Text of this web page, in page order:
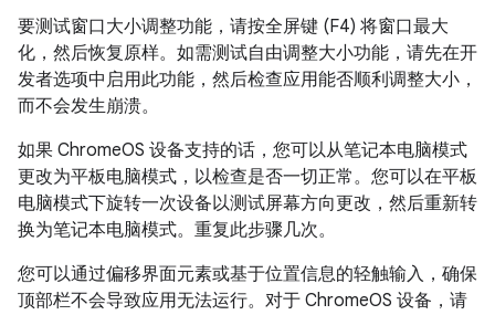
要测试窗口大小调整功能，请按全屏键 (F4) 将窗口最大
化，然后恢复原样。如需测试自由调整大小功能，请先在开
发者选项中启用此功能，然后检查应用能否顺利调整大小，
而不会发生崩溃。
如果 ChromeOS 设备支持的话，您可以从笔记本电脑模式
更改为平板电脑模式，以检查是否一切正常。您可以在平板
电脑模式下旋转一次设备以测试屏幕方向更改，然后重新转
换为笔记本电脑模式。重复此步骤几次。
您可以通过偏移界面元素或基于位置信息的轻触输入，确保
顶部栏不会导致应用无法运行。对于 ChromeOS 设备，请